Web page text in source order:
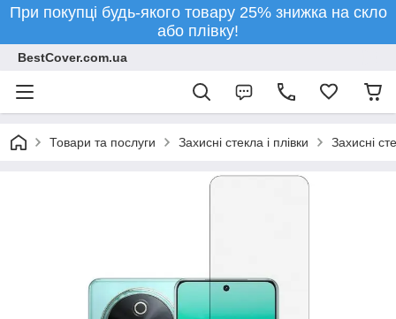
При покупці будь-якого товару 25% знижка на скло
або плівку!
BestCover.com.ua
Товари та послуги Захисні стекла і плівки Захисні